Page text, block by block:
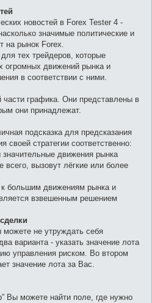
новостей в Forex Tester 4 -
значимые политические и
на рынок Forex.
тех трейдеров, которые
огромных движений рынка и
в соответствии с ними.
графика. Они представлены в
они принадлежат.
подсказка для предсказания
своей стратегии соответственно:
движения рынка
всего, вызовут лёгкие или более
к большим движениям рынка и
взвешенным решением
не утруждать себя
варианта - указать значение лота
управления риском. Во втором
значение лота за Вас.
Вы можете найти поле, где нужно